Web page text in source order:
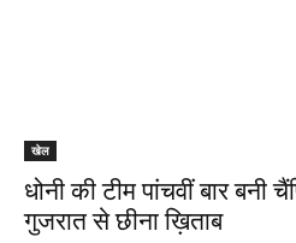
खेल
धोनी की टीम पांचवीं बार बनी
गुजरात से छीना ख़िताब